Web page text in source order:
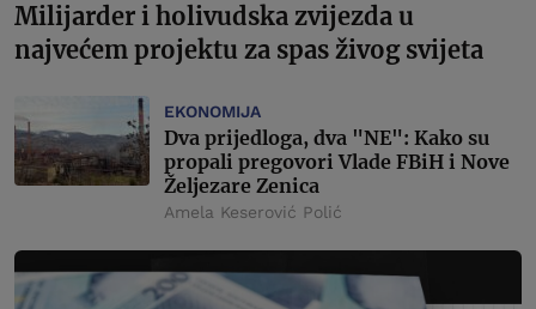
Milijarder i holivudska zvijezda u
najvećem projektu za spas živog svijeta
EKONOMIJA
Dva prijedloga, dva "NE": Kako su
propali pregovori Vlade FBiH i Nove
Željezare Zenica
Amela Keserović Polić